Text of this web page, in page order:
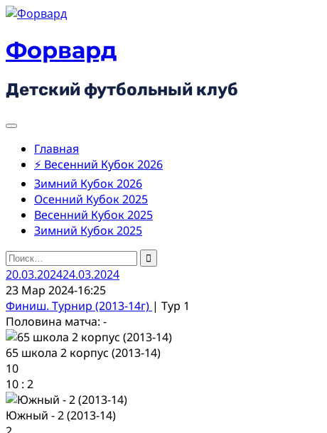
Skip
content
Форвард
Детский футбольный клуб
Главная
⚡ Весенний Кубок 2026
Зимний Кубок 2026
Осенний Кубок 2025
Весенний Кубок 2025
Зимний Кубок 2025
Найти:
20.03.202424.03.2024
23 Мар 2024-16:25
Финиш. Турнир (2013-14г) | Тур 1
Половина матча: -
65 школа 2 корпус (2013-14)
10
10 : 2
Южный - 2 (2013-14)